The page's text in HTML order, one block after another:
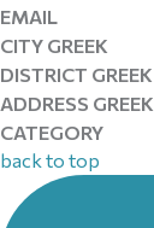
EMAIL
CITY GREEK
DISTRICT GREEK
ADDRESS GREEK
CATEGORY
back to top